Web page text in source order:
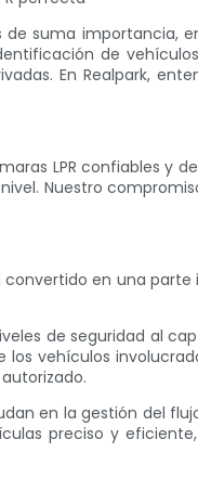
suma importancia,
de
En Realpark,
LPR confiables y
Nuestro
en una
de seguridad
vehículos
en la gestión del
preciso y